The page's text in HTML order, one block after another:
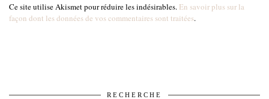
Ce site utilise Akismet pour réduire les indésirables. En savoir plus sur la
façon dont les données de vos commentaires sont traitées.
RECHERCHE